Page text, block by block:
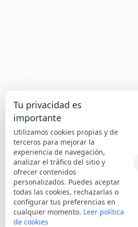
Tu privacidad es
importante
Utilizamos cookies propias y de
terceros para mejorar la
experiencia de navegación,
analizar el tráfico del sitio y
ofrecer contenidos
personalizados. Puedes aceptar
todas las cookies, rechazarlas o
configurar tus preferencias en
cualquier momento. Leer política
de cookies